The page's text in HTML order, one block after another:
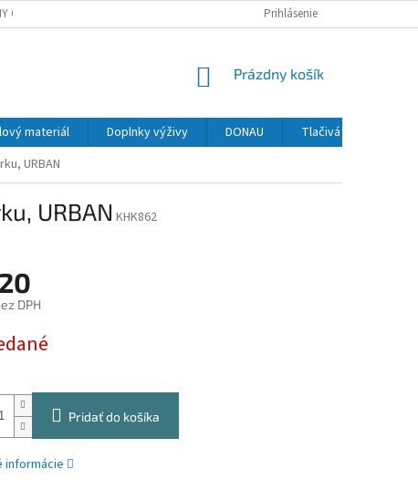
OSOBNÝCH ÚDAJOV Prihlásenie
NÁKUPNÝ
Prázdny košík
materiál Doplnky výživy DONAU Tlačivá
URBAN
URBAN KHK862
DPH
Pridať do košíka
informácie